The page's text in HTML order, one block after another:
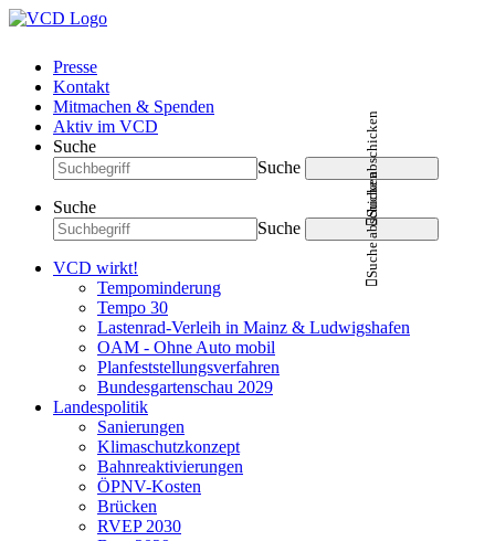
Presse
Kontakt
Mitmachen & Spenden
Aktiv im VCD
Suche
Suche
Suche abschicken
Suche
Suche
Suche abschicken
VCD wirkt!
Tempominderung
Tempo 30
Lastenrad-Verleih in Mainz & Ludwigshafen
OAM - Ohne Auto mobil
Planfeststellungsverfahren
Bundesgartenschau 2029
Landespolitik
Sanierungen
Klimaschutzkonzept
Bahnreaktivierungen
ÖPNV-Kosten
Brücken
RVEP 2030